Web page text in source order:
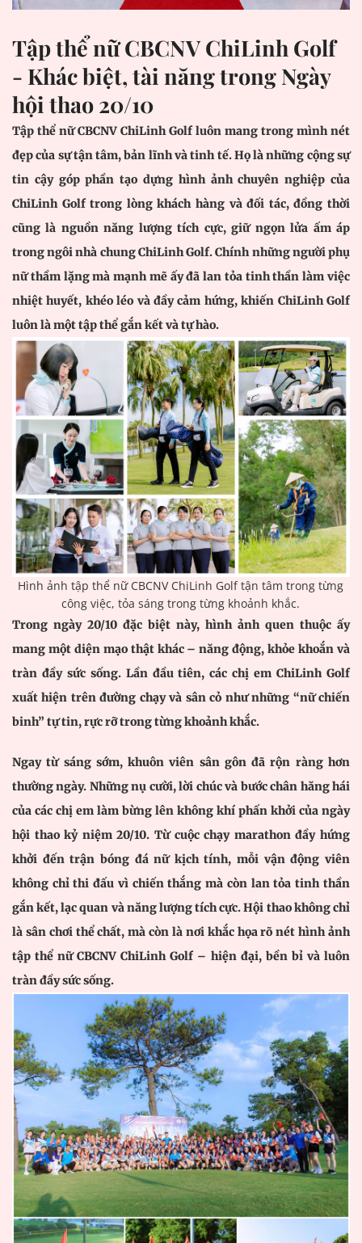
Tập thể nữ CBCNV ChiLinh Golf
- Khác biệt, tài năng trong Ngày
hội thao 20/10
Tập thể nữ CBCNV ChiLinh Golf luôn mang trong mình nét
đẹp của sự tận tâm, bản lĩnh và tinh tế. Họ là những cộng sự
tin cậy góp phần tạo dựng hình ảnh chuyên nghiệp của
ChiLinh Golf trong lòng khách hàng và đối tác, đồng thời
cũng là nguồn năng lượng tích cực, giữ ngọn lửa ấm áp
trong ngôi nhà chung ChiLinh Golf. Chính những người phụ
nữ thầm lặng mà mạnh mẽ ấy đã lan tỏa tinh thần làm việc
nhiệt huyết, khéo léo và đầy cảm hứng, khiến ChiLinh Golf
luôn là một tập thể gắn kết và tự hào.
Hình ảnh tập thể nữ CBCNV ChiLinh Golf tận tâm trong từng
công việc, tỏa sáng trong từng khoảnh khắc.
Trong ngày 20/10 đặc biệt này, hình ảnh quen thuộc ấy
mang một diện mạo thật khác – năng động, khỏe khoắn và
tràn đầy sức sống. Lần đầu tiên, các chị em ChiLinh Golf
xuất hiện trên đường chạy và sân cỏ như những “nữ chiến
binh” tự tin, rực rỡ trong từng khoảnh khắc.
Ngay từ sáng sớm, khuôn viên sân gôn đã rộn ràng hơn
thường ngày. Những nụ cười, lời chúc và bước chân hăng hái
của các chị em làm bừng lên không khí phấn khởi của ngày
hội thao kỷ niệm 20/10. Từ cuộc chạy marathon đầy hứng
khởi đến trận bóng đá nữ kịch tính, mỗi vận động viên
không chỉ thi đấu vì chiến thắng mà còn lan tỏa tinh thần
gắn kết, lạc quan và năng lượng tích cực. Hội thao không chỉ
là sân chơi thể chất, mà còn là nơi khắc họa rõ nét hình ảnh
tập thể nữ CBCNV ChiLinh Golf – hiện đại, bền bỉ và luôn
tràn đầy sức sống.